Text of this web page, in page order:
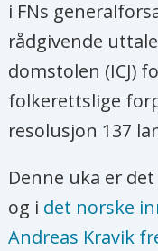
i FNs
rådgivende
domstolen (ICJ)
folkerettslige
resolusjon 137
Denne uka er
og i det norske
Andreas Kravik